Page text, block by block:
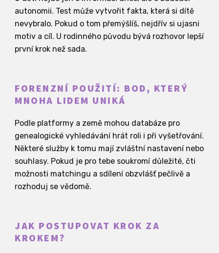
autonomii. Test může vytvořit fakta, která si dítě
nevybralo. Pokud o tom přemýšlíš, nejdřív si ujasni
motiv a cíl. U rodinného původu bývá rozhovor lepší
první krok než sada.
FORENZNÍ POUŽITÍ: BOD, KTERÝ
MNOHA LIDEM UNIKÁ
Podle platformy a země mohou databáze pro
genealogické vyhledávání hrát roli i při vyšetřování.
Některé služby k tomu mají zvláštní nastavení nebo
souhlasy. Pokud je pro tebe soukromí důležité, čti
možnosti matchingu a sdílení obzvlášť pečlivě a
rozhoduj se vědomě.
JAK POSTUPOVAT KROK ZA
KROKEM?